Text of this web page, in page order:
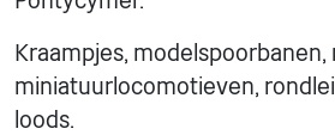
Kraampjes,
miniatuurlocomotieven,
loods.